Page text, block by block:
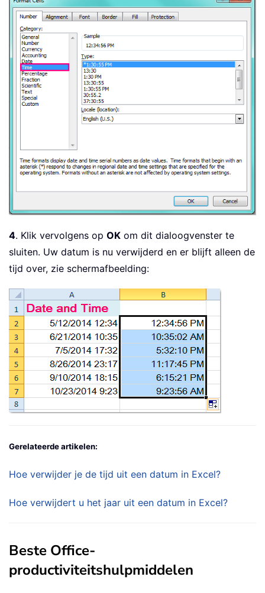
4. Klik vervolgens op OK om dit dialoogvenster te
sluiten. Uw datum is nu verwijderd en er blijft alleen de
tijd over, zie schermafbeelding:
Gerelateerde artikelen:
Hoe verwijder je de tijd uit een datum in Excel?
Hoe verwijdert u het jaar uit een datum in Excel?
Beste Office-
productiviteitshulpmiddelen